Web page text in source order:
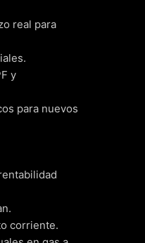
real para
y
para nuevos
corriente.